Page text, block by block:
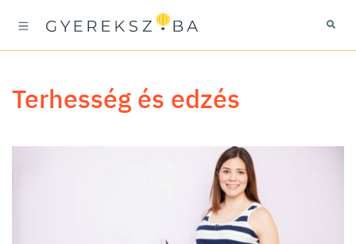
terhesség és edzés